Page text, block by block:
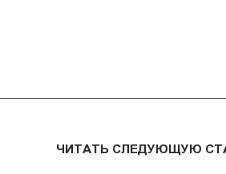
ЧИТАТЬ СЛЕДУЮЩУЮ